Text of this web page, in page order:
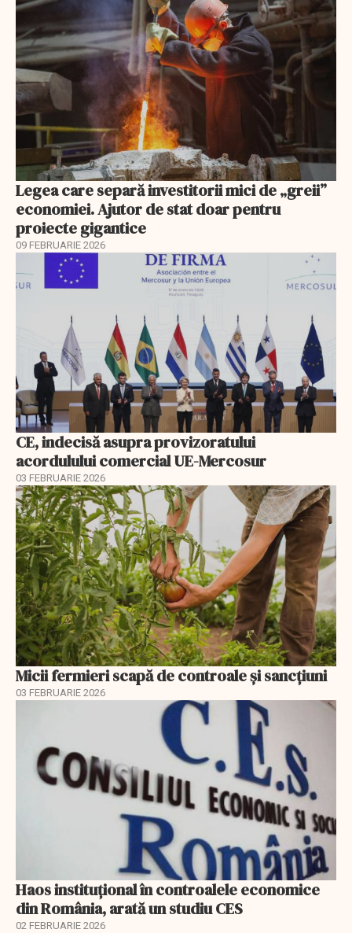
Legea care separă investitorii mici de „greii”
economiei. Ajutor de stat doar pentru
proiecte gigantice
09 FEBRUARIE 2026
CE, indecisă asupra provizoratului
acordulului comercial UE-Mercosur
03 FEBRUARIE 2026
Micii fermieri scapă de controale și sancțiuni
03 FEBRUARIE 2026
Haos instituțional în controalele economice
din România, arată un studiu CES
02 FEBRUARIE 2026